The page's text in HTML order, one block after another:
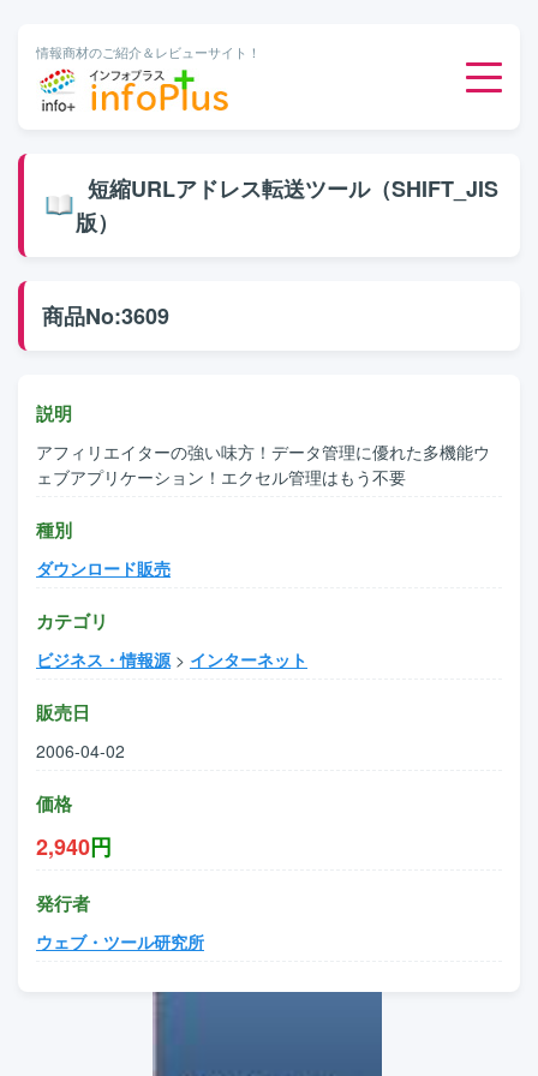
情報商材のご紹介＆レビューサイト！
無料ダウンロード
短縮URLアドレス転送ツール（SHIFT_JIS
版）
商品No:3609
説明
アフィリエイターの強い味方！データ管理に優れた多機能ウ
ェブアプリケーション！エクセル管理はもう不要
種別
ダウンロード販売
カテゴリ
ビジネス・情報源> インターネット
販売日
2006-04-02
価格
2,940円
発行者
ウェブ・ツール研究所